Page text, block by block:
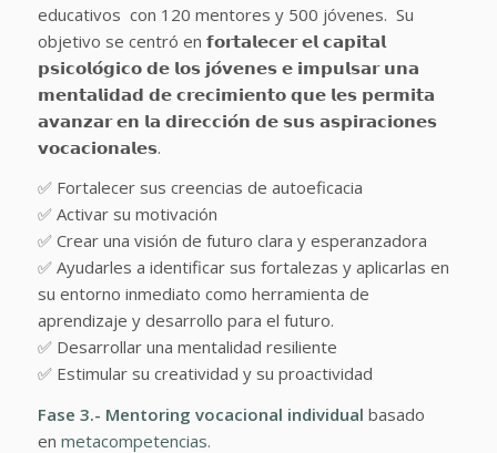
educativos con 120 mentores y 500 jóvenes. Su
objetivo se centró en 𝗳𝗼𝗿𝘁𝗮𝗹𝗲𝗰𝗲𝗿 𝗲𝗹 𝗰𝗮𝗽𝗶𝘁𝗮𝗹
𝗽𝘀𝗶𝗰𝗼𝗹𝗼́𝗴𝗶𝗰𝗼 𝗱𝗲 𝗹𝗼𝘀 𝗷𝗼́𝘃𝗲𝗻𝗲𝘀 𝗲 𝗶𝗺𝗽𝘂𝗹𝘀𝗮𝗿 𝘂𝗻𝗮
𝗺𝗲𝗻𝘁𝗮𝗹𝗶𝗱𝗮𝗱 𝗱𝗲 𝗰𝗿𝗲𝗰𝗶𝗺𝗶𝗲𝗻𝘁𝗼 𝗾𝘂𝗲 𝗹𝗲𝘀 𝗽𝗲𝗿𝗺𝗶𝘁𝗮
𝗮𝘃𝗮𝗻𝘇𝗮𝗿 𝗲𝗻 𝗹𝗮 𝗱𝗶𝗿𝗲𝗰𝗰𝗶𝗼́𝗻 𝗱𝗲 𝘀𝘂𝘀 𝗮𝘀𝗽𝗶𝗿𝗮𝗰𝗶𝗼𝗻𝗲𝘀
𝘃𝗼𝗰𝗮𝗰𝗶𝗼𝗻𝗮𝗹𝗲𝘀.
✅ Fortalecer sus creencias de autoeficacia
✅ Activar su motivación
✅ Crear una visión de futuro clara y esperanzadora
✅ Ayudarles a identificar sus fortalezas y aplicarlas en
su entorno inmediato como herramienta de
aprendizaje y desarrollo para el futuro.
✅ Desarrollar una mentalidad resiliente
✅ Estimular su creatividad y su proactividad
Fase 3.- Mentoring vocacional individual basado
en metacompetencias.